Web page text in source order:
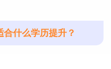
什么学历提升？